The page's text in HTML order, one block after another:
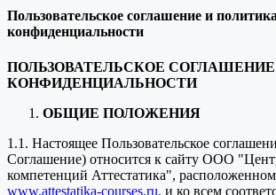
Пользовательское соглашение и политика
конфиденциальности
ПОЛЬЗОВАТЕЛЬСКОЕ
КОНФИДЕНЦИАЛЬНОСТИ
ОБЩИЕ ПОЛОЖЕНИЯ
1.1. Настоящее Пользовательское
Соглашение) относится к сайту ООО
компетенций Аттестатика",
www.attestatika-courses.ru, и ко всем